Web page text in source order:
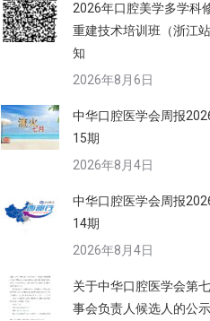
2026年口腔美学多学科
重建技术培训班（浙江
知
2026年8月6日
中华口腔医学会周报
15期
2026年8月4日
中华口腔医学会周报
14期
2026年8月4日
关于中华口腔医学会第
事会负责人候选人的公示